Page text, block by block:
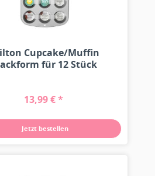
Cupcake/Muffin
für 12 Stück
13,99 € *
Jetzt bestellen